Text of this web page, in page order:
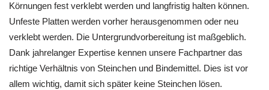
Körnungen fest verklebt werden und langfristig halten können.
Unfeste Platten werden vorher herausgenommen oder neu
verklebt werden. Die Untergrundvorbereitung ist maßgeblich.
Dank jahrelanger Expertise kennen unsere Fachpartner das
richtige Verhältnis von Steinchen und Bindemittel. Dies ist vor
allem wichtig, damit sich später keine Steinchen lösen.